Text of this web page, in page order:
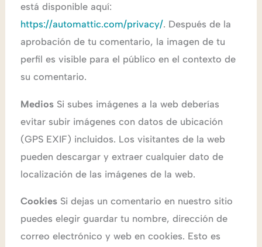
está disponible aquí:
https://automattic.com/privacy/. Después de la
aprobación de tu comentario, la imagen de tu
perfil es visible para el público en el contexto de
su comentario.
Medios Si subes imágenes a la web deberías
evitar subir imágenes con datos de ubicación
(GPS EXIF) incluidos. Los visitantes de la web
pueden descargar y extraer cualquier dato de
localización de las imágenes de la web.
Cookies Si dejas un comentario en nuestro sitio
puedes elegir guardar tu nombre, dirección de
correo electrónico y web en cookies. Esto es